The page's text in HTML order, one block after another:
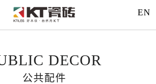
EN
DECOR
公共配件